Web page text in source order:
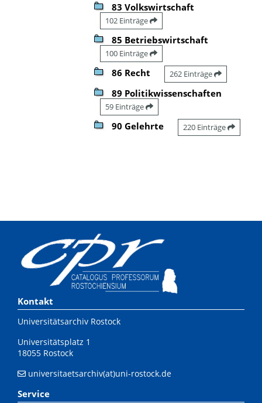
83 Volkswirtschaft
102 Einträge
85 Betriebswirtschaft
100 Einträge
86 Recht 262 Einträge
89 Politikwissenschaften
59 Einträge
90 Gelehrte 220 Einträge
Kontakt
Universitätsarchiv Rostock
Universitätsplatz 1
18055 Rostock
universitaetsarchiv(at)uni-rostock.de
Service